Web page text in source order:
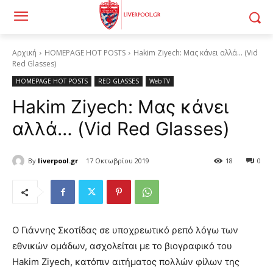
Αρχική HOMEPAGE HOT POSTS
Hakim Ziyech: Μας κάνει αλλά... (Vid
Red Glasses)
HOMEPAGE HOT POSTS RED GLASSES Web TV
Hakim Ziyech: Μας κάνει
αλλά… (Vid Red Glasses)
By liverpool.gr 17 Οκτωβρίου 2019 0
18
Ο Γιάννης Σκοτίδας σε υποχρεωτικό ρεπό λόγω των
εθνικών ομάδων, ασχολείται με το βιογραφικό του
Hakim Ziyech, κατόπιν αιτήματος πολλών φίλων της